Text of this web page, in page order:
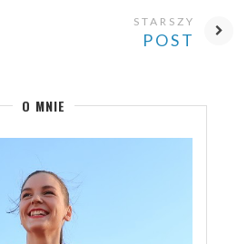
STARSZY
POST
O MNIE